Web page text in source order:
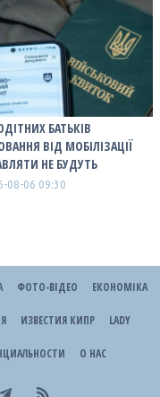
БАТЬКІВ
ВІД МОБІЛІЗАЦІЇ
НЕ БУДУТЬ
08-06 09:30
ФОТО-ВІДЕО ЕКОНОМІКА
ИЗВЕСТИЯ КИПР LADY
О НАС